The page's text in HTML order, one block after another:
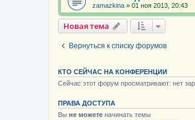
zamazkina » 01 ноя 2013, 20:43
Новая тема
Вернуться к списку форумов
КТО СЕЙЧАС НА КОНФЕРЕНЦИИ
Сейчас этот форум просматривают: нет
ПРАВА ДОСТУПА
Вы не можете начинать темы